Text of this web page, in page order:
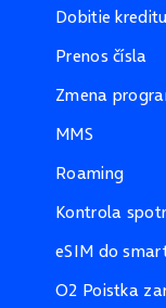
Dobitie kreditu
Prenos čísla
Zmena
MMS
Roaming
Kontrola
eSIM do
O2 Poistka